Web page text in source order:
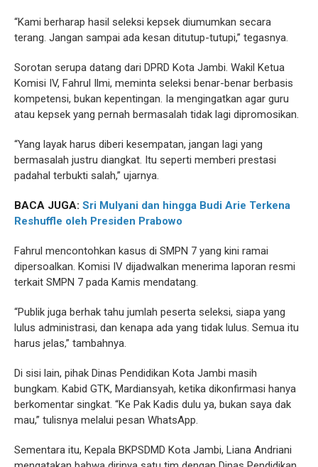
“Kami berharap hasil seleksi kepsek diumumkan secara
terang. Jangan sampai ada kesan ditutup-tutupi,” tegasnya.
Sorotan serupa datang dari DPRD Kota Jambi. Wakil Ketua
Komisi IV, Fahrul Ilmi, meminta seleksi benar-benar berbasis
kompetensi, bukan kepentingan. Ia mengingatkan agar guru
atau kepsek yang pernah bermasalah tidak lagi dipromosikan.
“Yang layak harus diberi kesempatan, jangan lagi yang
bermasalah justru diangkat. Itu seperti memberi prestasi
padahal terbukti salah,” ujarnya.
BACA JUGA: Sri Mulyani dan hingga Budi Arie Terkena
Reshuffle oleh Presiden Prabowo
Fahrul mencontohkan kasus di SMPN 7 yang kini ramai
dipersoalkan. Komisi IV dijadwalkan menerima laporan resmi
terkait SMPN 7 pada Kamis mendatang.
“Publik juga berhak tahu jumlah peserta seleksi, siapa yang
lulus administrasi, dan kenapa ada yang tidak lulus. Semua itu
harus jelas,” tambahnya.
Di sisi lain, pihak Dinas Pendidikan Kota Jambi masih
bungkam. Kabid GTK, Mardiansyah, ketika dikonfirmasi hanya
berkomentar singkat. “Ke Pak Kadis dulu ya, bukan saya dak
mau,” tulisnya melalui pesan WhatsApp.
Sementara itu, Kepala BKPSDMD Kota Jambi, Liana Andriani